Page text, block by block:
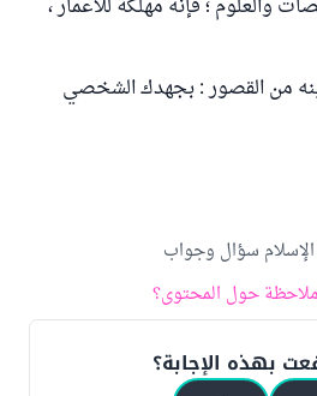
والعلوم ؛ فإنه مهلكة للأعمار ،
من القصور : بجهدك الشخصي
الإسلام سؤال وجواب
حول المحتوى؟
بهذه الإجابة؟